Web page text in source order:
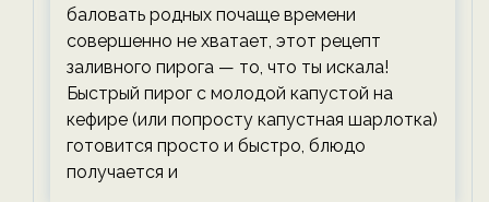
баловать родных почаще времени
совершенно не хватает, этот рецепт
заливного пирога — то, что ты искала!
Быстрый пирог с молодой капустой на
кефире (или попросту капустная шарлотка)
готовится просто и быстро, блюдо
получается и